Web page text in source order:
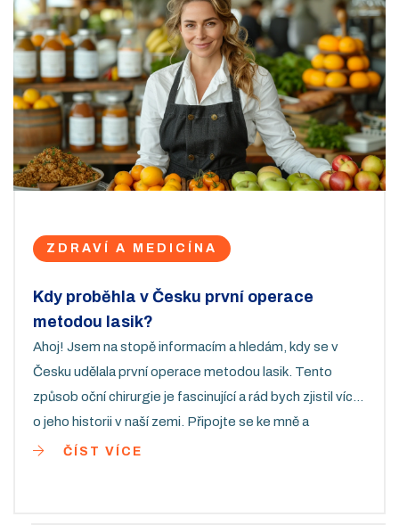
ZDRAVÍ A MEDICÍNA
Kdy proběhla v Česku první operace
metodou lasik?
Ahoj! Jsem na stopě informacím a hledám, kdy se v
Česku udělala první operace metodou lasik. Tento
způsob oční chirurgie je fascinující a rád bych zjistil více
o jeho historii v naší zemi. Připojte se ke mně a
prozkoumejme společně tento zajímavý moment
ČÍST VÍCE